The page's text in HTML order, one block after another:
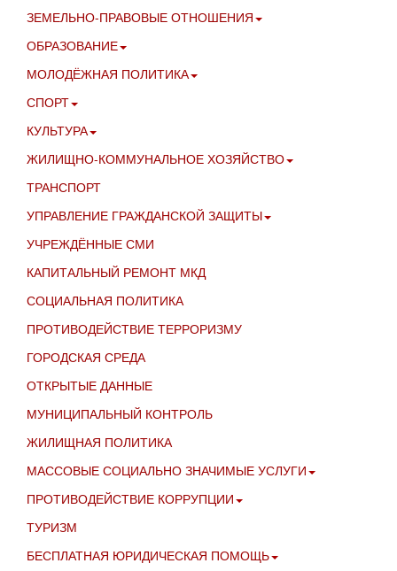
ЗЕМЕЛЬНО-ПРАВОВЫЕ ОТНОШЕНИЯ
ОБРАЗОВАНИЕ
МОЛОДЁЖНАЯ ПОЛИТИКА
СПОРТ
КУЛЬТУРА
ЖИЛИЩНО-КОММУНАЛЬНОЕ ХОЗЯЙСТВО
ТРАНСПОРТ
УПРАВЛЕНИЕ ГРАЖДАНСКОЙ ЗАЩИТЫ
УЧРЕЖДЁННЫЕ СМИ
КАПИТАЛЬНЫЙ РЕМОНТ МКД
СОЦИАЛЬНАЯ ПОЛИТИКА
ПРОТИВОДЕЙСТВИЕ ТЕРРОРИЗМУ
ГОРОДСКАЯ СРЕДА
ОТКРЫТЫЕ ДАННЫЕ
МУНИЦИПАЛЬНЫЙ КОНТРОЛЬ
ЖИЛИЩНАЯ ПОЛИТИКА
МАССОВЫЕ СОЦИАЛЬНО ЗНАЧИМЫЕ УСЛУГИ
ПРОТИВОДЕЙСТВИЕ КОРРУПЦИИ
ТУРИЗМ
БЕСПЛАТНАЯ ЮРИДИЧЕСКАЯ ПОМОЩЬ